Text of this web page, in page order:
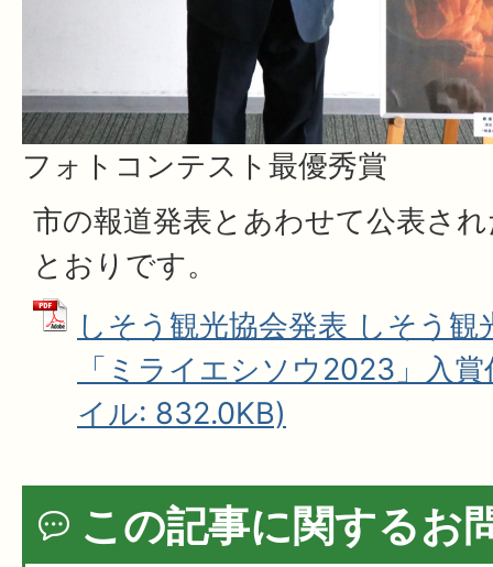
フォトコンテスト最優秀賞
市の報道発表とあわせて公表さ
とおりです。
しそう観光協会発表 しそう
「ミライエシソウ2023」入
イル: 832.0KB)
この記事に関するお